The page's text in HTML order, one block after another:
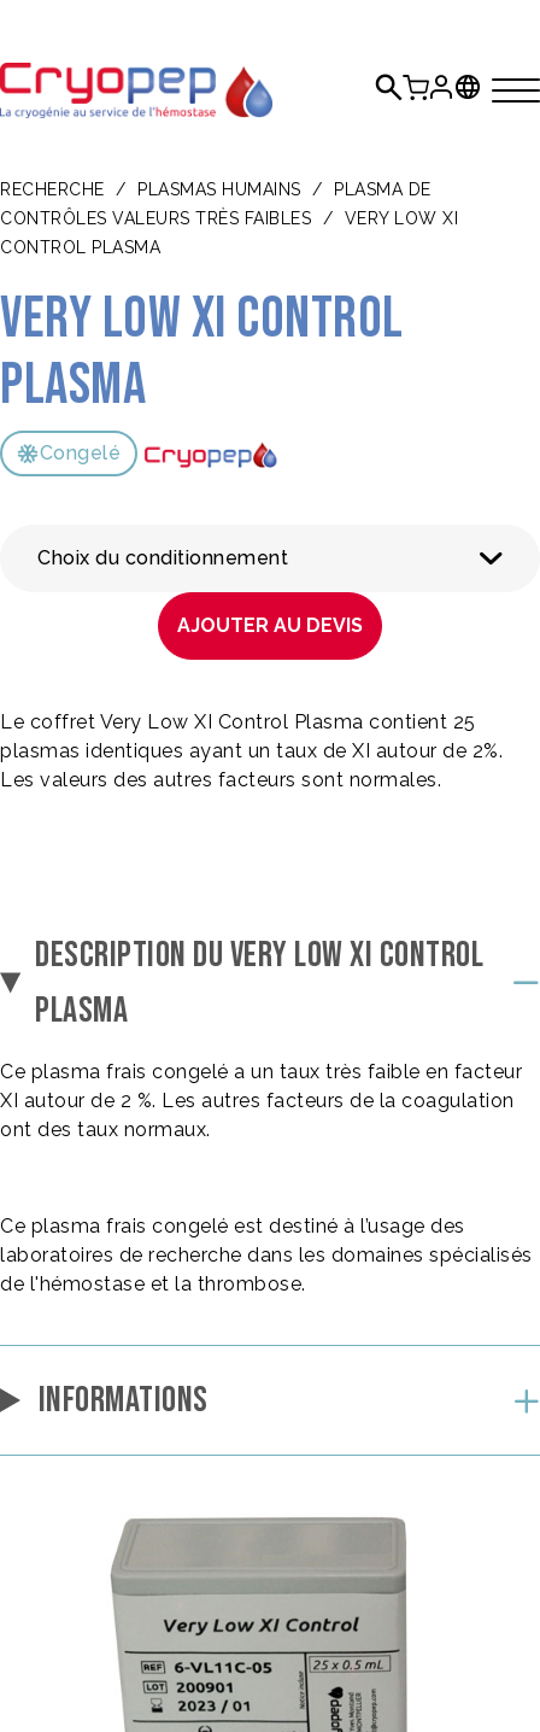
RECHERCHE / PLASMAS HUMAINS /
PLASMA DE
CONTRÔLES VALEURS TRÈS FAIBLES
/
VERY LOW XI
CONTROL PLASMA
Very Low XI Control
Plasma
Congelé
Choix du conditionnement
AJOUTER AU DEVIS
Le coffret Very Low XI Control Plasma contient 25
plasmas identiques ayant un taux de XI autour de 2%.
Les valeurs des autres facteurs sont normales.
DESCRIPTION DU VERY LOW XI CONTROL
PLASMA
Ce plasma frais congelé a un taux très faible en facteur
XI autour de 2 %. Les autres facteurs de la coagulation
ont des taux normaux.
Ce plasma frais congelé est destiné à l’usage des
laboratoires de recherche dans les domaines spécialisés
de l'hémostase et la thrombose.
INFORMATIONS